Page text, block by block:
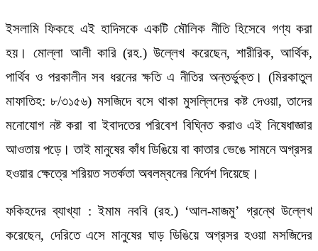
ইসলামি ফিকহে এই হাদিসকে একটি মৌলিক নীতি হিসেবে গণ্য করা
হয়। মোল্লা আলী কারি (রহ.) উল্লেখ করেছেন, শারীরিক, আর্থিক,
পার্থিব ও পরকালীন সব ধরনের ক্ষতি এ নীতির অন্তর্ভুক্ত। (মিরকাতুল
মাফাতিহ: ৮/৩১৫৬) মসজিদে বসে থাকা মুসল্লিদের কষ্ট দেওয়া, তাদের
মনোযোগ নষ্ট করা বা ইবাদতের পরিবেশ বিঘ্নিত করাও এই নিষেধাজ্ঞার
আওতায় পড়ে। তাই মানুষের কাঁধ ডিঙিয়ে বা কাতার ভেঙে সামনে অগ্রসর
হওয়ার ক্ষেত্রে শরিয়ত সতর্কতা অবলম্বনের নির্দেশ দিয়েছে।
ফকিহদের ব্যাখ্যা : ইমাম নববি (রহ.) ‘আল-মাজমু’ গ্রন্থে উল্লেখ
করেছেন, দেরিতে এসে মানুষের ঘাড় ডিঙিয়ে অগ্রসর হওয়া মসজিদের